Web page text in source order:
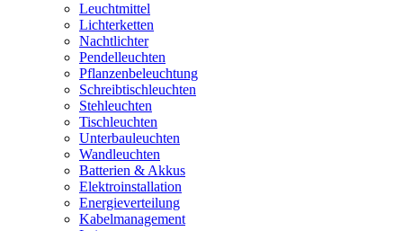
Leuchtmittel
Lichterketten
Nachtlichter
Pendelleuchten
Pflanzenbeleuchtung
Schreibtischleuchten
Stehleuchten
Tischleuchten
Unterbauleuchten
Wandleuchten
Batterien & Akkus
Elektroinstallation
Energieverteilung
Kabelmanagement